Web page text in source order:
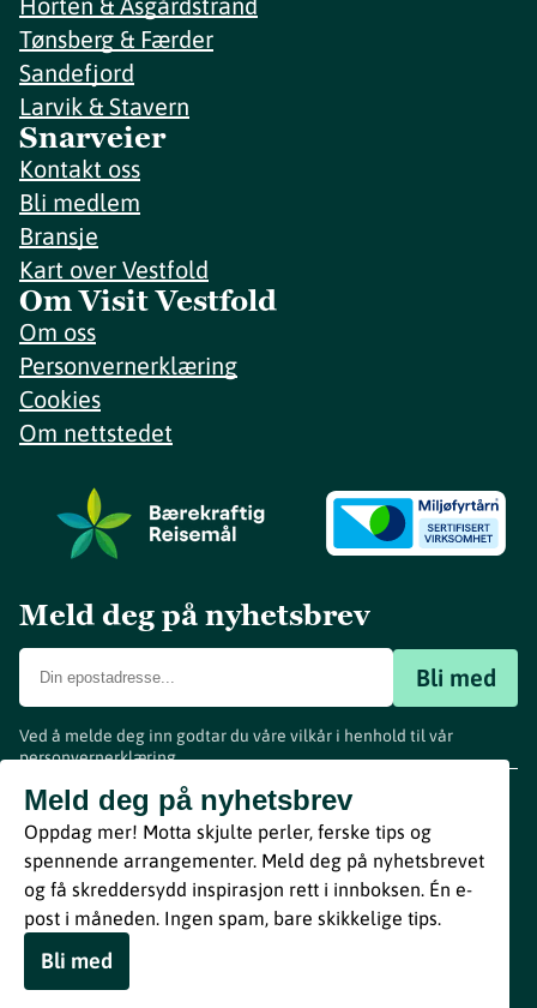
Tønsberg & Færder
Sandefjord
Larvik & Stavern
Snarveier
Kontakt oss
Bli medlem
Bransje
Kart over Vestfold
Om Visit Vestfold
Om oss
Personvernerklæring
Cookies
Om nettstedet
Meld deg på nyhetsbrev
Bli med
Ved å melde deg inn godtar du våre vilkår i henhold til vår
personvernerklæring.
Meld deg på nyhetsbrev
Oppdag mer! Motta skjulte perler, ferske tips og
spennende arrangementer. Meld deg på nyhetsbrevet
og få skreddersydd inspirasjon rett i innboksen. Én e-
post i måneden. Ingen spam, bare skikkelige tips.
Bli med
www.visitvestfold.com
Turistinformasjon
Vestfold Fylkeskommune
ByBreakfast